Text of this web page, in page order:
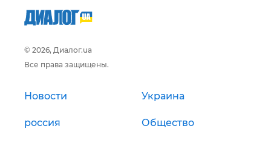
© 2026, Диалог.ua
Все права защищены.
Новости Украина
россия Общество